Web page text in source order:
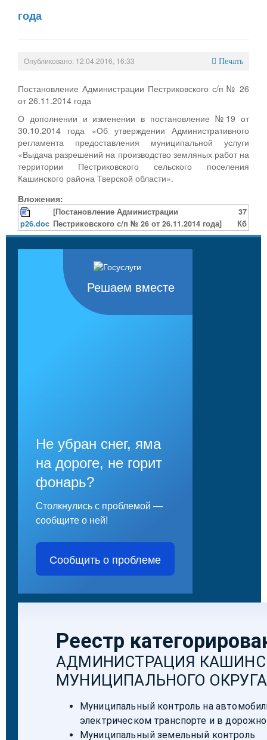
года
Опубликовано: 12.04.2016, 16:33 Печать
Постановление Администрации Пестриковского с/п № 26
от 26.11.2014 года
О дополнении и изменении в постановление №19 от
30.10.2014 года «Об утверждении Административного
регламента предоставления муниципальной услуги
«Выдача разрешений на производство земляных работ на
территории Пестриковского сельского поселения
Кашинского района Тверской области».
Вложения:
p26.doc
[Постановление Администрации
Пестриковского с/п № 26 от 26.11.2014 года]
37
Кб
Решаем вместе
Не убран снег, яма
на дороге, не горит
фонарь?
Столкнулись с проблемой —
сообщите о ней!
Сообщить о проблеме